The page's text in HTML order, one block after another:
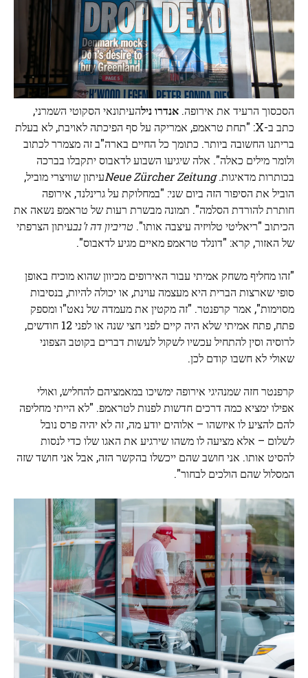
הסכסוך הרעיד את אירופה. אנדרו נילהעיתונאי הסקוטי השמרני,
כתב ב-X: "תחת טראמפ, אמריקה על סף הפיכתה לאויבת, לא בעלת
בריתנו החשובה ביותר. כתומך כל החיים בארה"ב זה מצמרר לכתוב
ולומר מילים כאלה". אלה שיגיעו השבוע לדאבוס יתקבלו בברכה
בכותרות מדאיגות.Neue Zürcher Zeitungעיתון שוויצרי מוביל,
הוביל את הסיפור הזה ביום שני: "במחלוקת על גרינלנד, אירופה
חותרת להורדת הסלמה". תמונה מבשרת רעות של טראמפ נשאה את
הכיתוב "ריאליטי טלויזיה עיצבה אותו". טריביון דה ז'נבעיתון הצרפתי
של האזור, קרא: "דונלד טראמפ מאיים מגיע לדאבוס".
"זהו מחליף משחק אמיתי עבור האירופים מכיוון שהוא מוכיח באופן
סופי שארצות הברית היא מעצמה עוינת, או יכולה להיות, בנסיבות
מסוימות", אמר קרפנטר. "זה מקטין את מעמדה של נאט"ו ומספק
פתח, פתח אמיתי שלא היה קיים לפני חצי שנה או לפני 12 חודשים,
לרוסיה וסין להתחיל עכשיו לשקול לעשות דברים בקוטב הצפוני
שאולי לא חשבו קודם לכן.
קרפנטר חזה שמנהיגי אירופה ימשיכו במאמציהם להחליש, ואולי
אפילו ימציא כמה דרכים חדשות לפנות לטראמפ. "לא הייתי מחליפה
להם להציע לו איזשהו – אלוהים יודע מה, זה לא יהיה פרס נובל
לשלום – אלא מציעה לו משהו שירגיע את האגו שלו כדי לנסות
להסיט אותו. אני חושב שהם ייכשלו בהקשר הזה, אבל אני חושד שזה
המסלול שהם הולכים לבחור".